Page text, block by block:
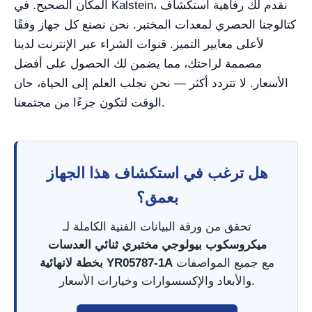
المكان الصحيح. في Kalstein، نقدم لك رفاهية استكشاف
كتالوجنا الحصري لمعدات المختبر. نحن نصنع كل جهاز وفقًا
لأعلى معايير التميز. قنوات الشراء عبر الإنترنت لدينا
مصممة لراحتك، مما يضمن لك الحصول على أفضل
الأسعار. لا تتردد أكثر — نحن نجلب العلم إلى الحياة، حان
الوقت لتكون جزءًا من مجتمعنا.
هل ترغب في استكشاف هذا الجهاز
بعمق؟
تحقق من ورقة البيانات الفنية الكاملة لـ
ميكروسكوب بيولوجي مختبري ثنائي العدسات
بخطة لانهائية YR05787-1A
والأبعاد والإكسسوارات وخيارات الأسعار.